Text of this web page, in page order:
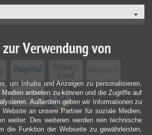
Verwendung von
um Inhalte und Anzeigen zu personalisieren,
anbieten zu können und die Zugriffe auf
Außerdem geben wir Informationen zu
Website an unsere Partner für soziale Medien,
weiter. Des weiteren werden rein technische
die Funktion der Webseite zu gewährleisten,